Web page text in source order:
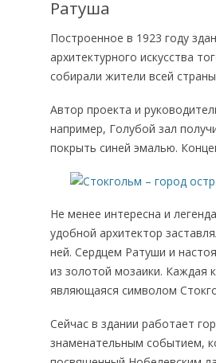
Ратуша
Построенное в 1923 году
архитектурного искусства
собирали жители всей
Автор проекта и
например, Голубой зал
покрыть синей эмалью.
Не менее интересна и
удобной архитектор
ней. Сердцем Ратуши и
из золотой мозаики. Каждая
являющаяся символом
Сейчас в здании работает
знаменательным событием,